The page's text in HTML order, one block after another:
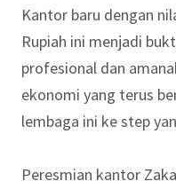
Kantor baru dengan
Rupiah ini menjadi
profesional dan
ekonomi yang terus
lembaga ini ke step
Peresmian kantor